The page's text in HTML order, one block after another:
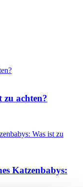
achten?
Katzenbabys: